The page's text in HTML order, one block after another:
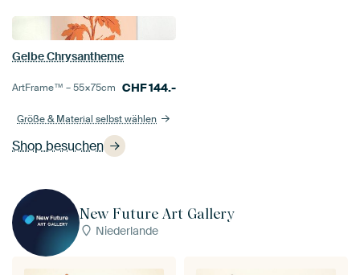
Shop besuchen
Gelbe Chrysantheme
ArtFrame™ –55×75cm CHF144.-
Größe & Material selbst wählen
New Future Art Gallery
Niederlande